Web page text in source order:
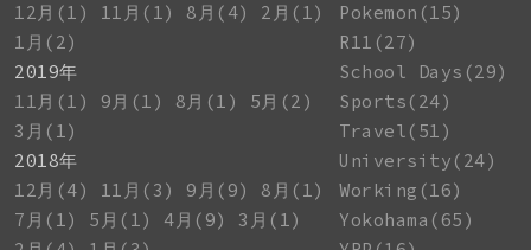
12月(1)
11月(1) 8月(4)
2月(1)
1月(2)
2019年
11月(1)
9月(1) 8月(1)
5月(2)
3月(1)
2018年
12月(4)
11月(3) 9月(9)
8月(1)
7月(1)
5月(1) 4月(9)
3月(1)
Pokemon(15)
R11(27)
School Days(29)
Sports(24)
Travel(51)
University(24)
Working(16)
Yokohama(65)